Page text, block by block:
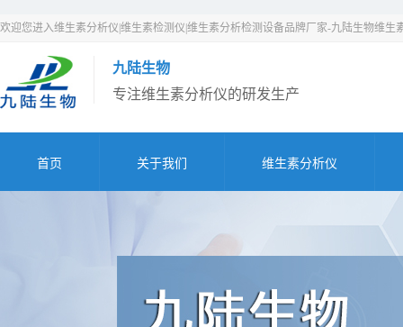
欢迎您进入维生素分析仪|维生素检测仪|维生素分析检测设备品牌厂家-九陆生物维生
九陆生物
专注维生素分析仪的研发生产
首页 关于我们 维生素分析仪